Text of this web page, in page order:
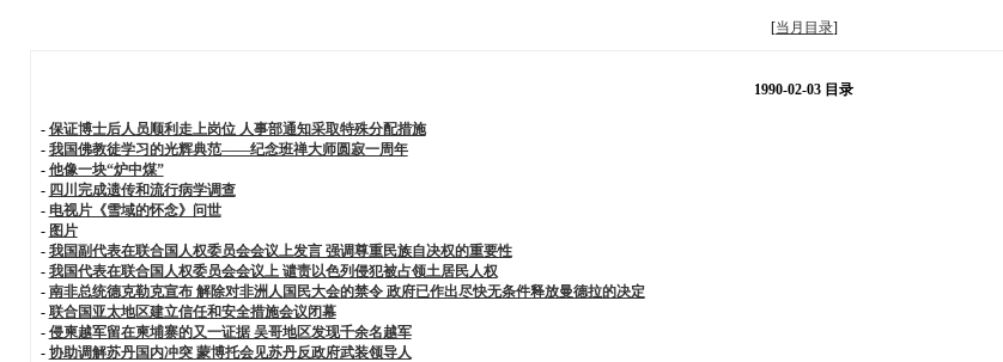
[当月目录]
1990-02-03 目录
- 保证博士后人员顺利走上岗位 人事部通知采取特殊分配措施
- 我国佛教徒学习的光辉典范——纪念班禅大师圆寂一周年
- 他像一块“炉中煤”
- 四川完成遗传和流行病学调查
- 电视片《雪域的怀念》问世
- 图片
- 我国副代表在联合国人权委员会会议上发言 强调尊重民族自决权的重要性
- 我国代表在联合国人权委员会会议上 谴责以色列侵犯被占领土居民人权
- 南非总统德克勒克宣布 解除对非洲人国民大会的禁令 政府已作出尽快无条件释放曼德拉的决定
- 联合国亚太地区建立信任和安全措施会议闭幕
- 侵柬越军留在柬埔寨的又一证据 吴哥地区发现千余名越军
- 协助调解苏丹国内冲突 蒙博托会见苏丹反政府武装领导人